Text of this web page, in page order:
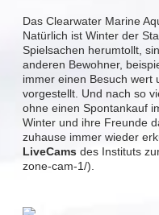
Das Clearwater Marine
Natürlich ist Winter der
Spielsachen herumtollt,
anderen Bewohner,
immer einen Besuch wert
vorgestellt. Und nach so
ohne einen Spontankauf
Winter und ihre Freunde
zuhause immer wieder
LiveCams des Instituts
zone-cam-1/).